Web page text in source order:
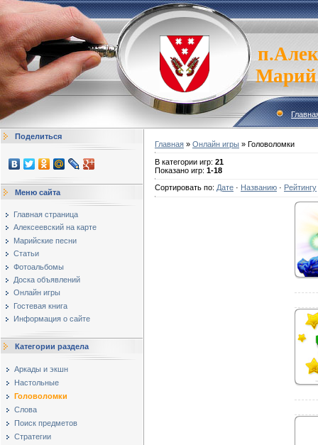
Поделиться
Меню сайта
Главная страница
Алексеевский на карте
Марийские песни
Статьи
Фотоальбомы
Доска объявлений
Онлайн игры
Гостевая книга
Информация о сайте
Категории раздела
Аркады и экшн
Настольные
Головоломки
Слова
Поиск предметов
Стратегии
Главная » Онлайн игры » Головоломки
В категории игр: 21
Показано игр: 1-18
Сортировать по: Дате · Названию · Рейтингу